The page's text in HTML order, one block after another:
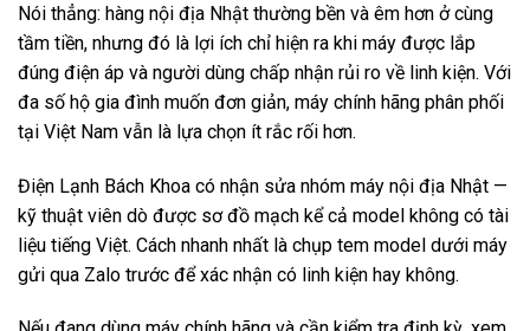
Nói thẳng: hàng nội địa Nhật thường bền và êm hơn ở cùng
tầm tiền, nhưng đó là lợi ích chỉ hiện ra khi máy được lắp
đúng điện áp và người dùng chấp nhận rủi ro về linh kiện. Với
đa số hộ gia đình muốn đơn giản, máy chính hãng phân phối
tại Việt Nam vẫn là lựa chọn ít rắc rối hơn.
Điện Lạnh Bách Khoa có nhận sửa nhóm máy nội địa Nhật —
kỹ thuật viên dò được sơ đồ mạch kể cả model không có tài
liệu tiếng Việt. Cách nhanh nhất là chụp tem model dưới máy
gửi qua Zalo trước để xác nhận có linh kiện hay không.